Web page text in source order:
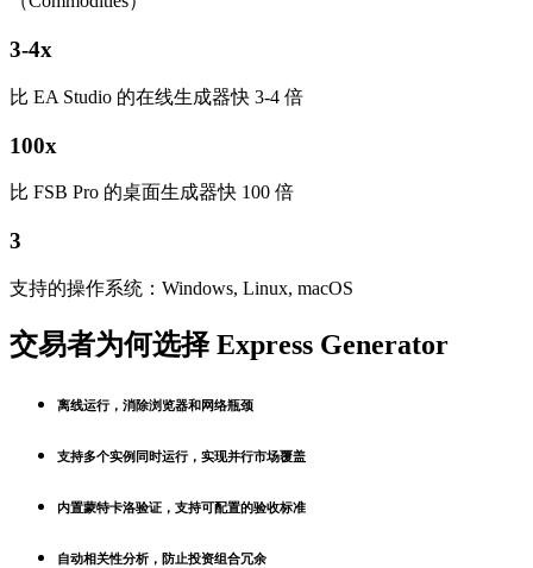
3-4x
比 EA Studio 的在线生成器快 3-4 倍
100x
比 FSB Pro 的桌面生成器快 100 倍
3
支持的操作系统：Windows, Linux, macOS
交易者为何选择 Express Generator
离线运行，消除浏览器和网络瓶颈
支持多个实例同时运行，实现并行市场覆盖
内置蒙特卡洛验证，支持可配置的验收标准
自动相关性分析，防止投资组合冗余